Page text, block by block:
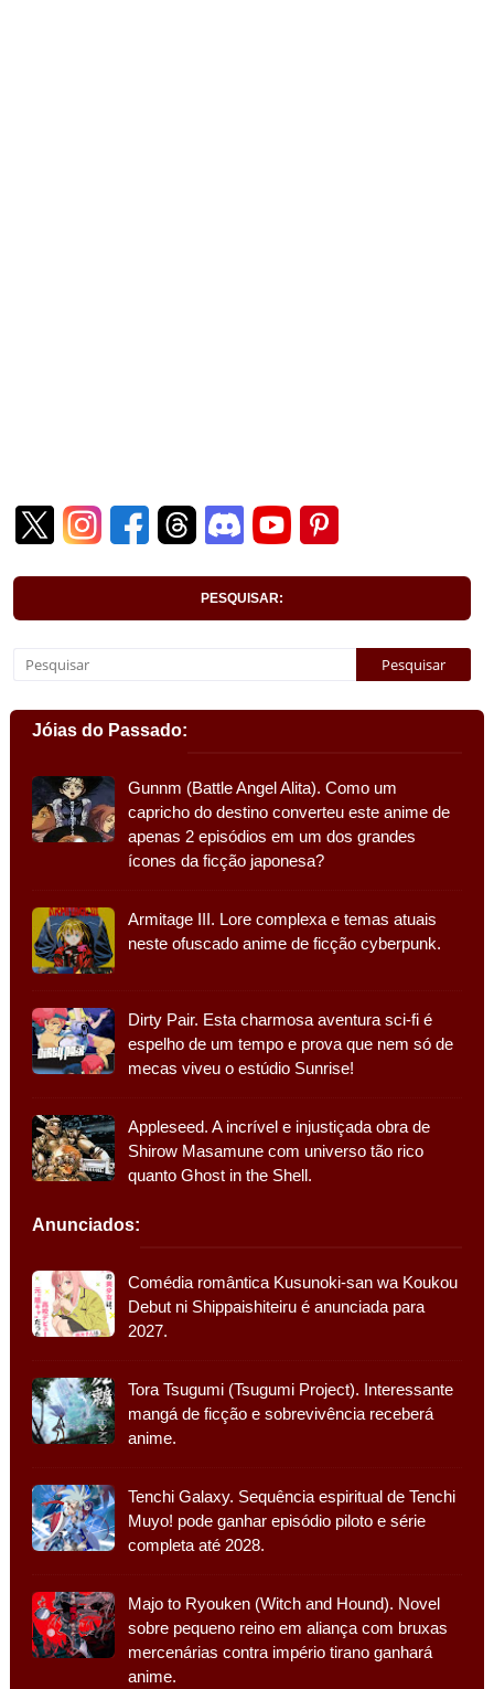
PESQUISAR:
Jóias do Passado:
Gunnm (Battle Angel Alita). Como um
capricho do destino converteu este anime de
apenas 2 episódios em um dos grandes
ícones da ficção japonesa?
Armitage III. Lore complexa e temas atuais
neste ofuscado anime de ficção cyberpunk.
Dirty Pair. Esta charmosa aventura sci-fi é
espelho de um tempo e prova que nem só de
mecas viveu o estúdio Sunrise!
Appleseed. A incrível e injustiçada obra de
Shirow Masamune com universo tão rico
quanto Ghost in the Shell.
Anunciados:
Comédia romântica Kusunoki-san wa Koukou
Debut ni Shippaishiteiru é anunciada para
2027.
Tora Tsugumi (Tsugumi Project). Interessante
mangá de ficção e sobrevivência receberá
anime.
Tenchi Galaxy. Sequência espiritual de Tenchi
Muyo! pode ganhar episódio piloto e série
completa até 2028.
Majo to Ryouken (Witch and Hound). Novel
sobre pequeno reino em aliança com bruxas
mercenárias contra império tirano ganhará
anime.